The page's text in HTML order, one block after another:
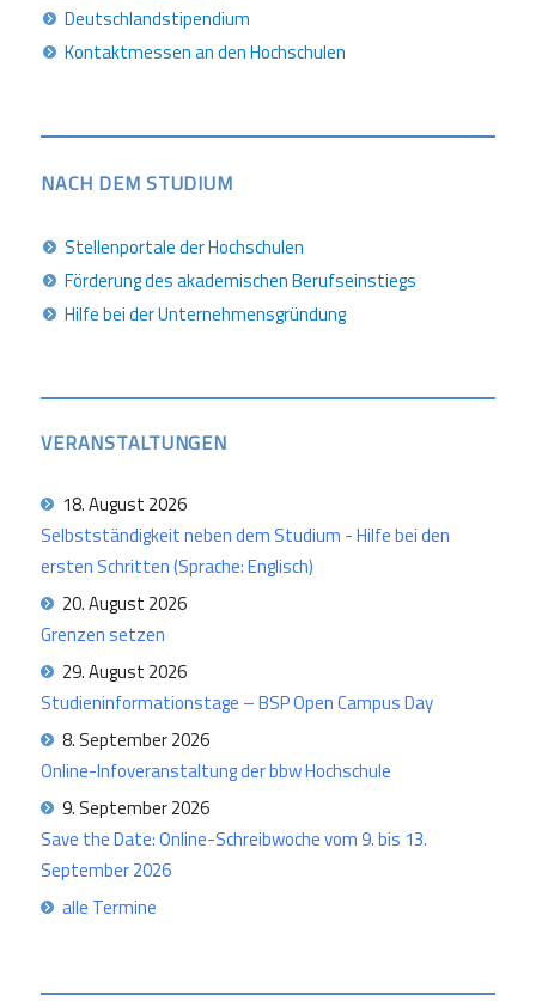
Deutschlandstipendium
Kontaktmessen an den Hochschulen
NACH DEM STUDIUM
Stellenportale der Hochschulen
Förderung des akademischen Berufseinstiegs
Hilfe bei der Unternehmensgründung
VERANSTALTUNGEN
18. August 2026
Selbstständigkeit neben dem Studium - Hilfe bei den
ersten Schritten (Sprache: Englisch)
20. August 2026
Grenzen setzen
29. August 2026
Studieninformationstage – BSP Open Campus Day
8. September 2026
Online-Infoveranstaltung der bbw Hochschule
9. September 2026
Save the Date: Online-Schreibwoche vom 9. bis 13.
September 2026
alle Termine